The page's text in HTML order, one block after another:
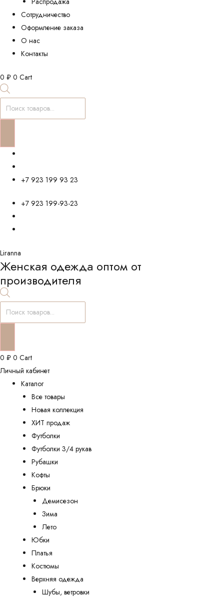
Сотрудничество
Оформление заказа
О нас
Контакты
0 ₽ 0 Cart
Поиск
товаров
+7 923 199 93 23
+7 923 199-93-23
Liranna
Женская одежда оптом от
производителя
Поиск
товаров
0 ₽ 0 Cart
Личный кабинет
Каталог
Все товары
Новая коллекция
ХИТ продаж
Футболки
Футболки 3/4 рукав
Рубашки
Кофты
Брюки
Демисезон
Зима
Лето
Юбки
Платья
Костюмы
Верхняя одежда
Шубы, ветровки